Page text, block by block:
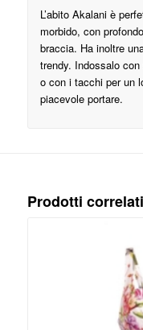
L’abito Akalani è
morbido, con
braccia. Ha inoltre
trendy. Indossalo
o con i tacchi per un
piacevole portare.
Prodotti correlati